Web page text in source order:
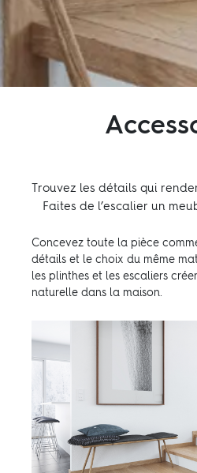
Technique
Facebook
Trouvez les détails qui
Faites de l’escalier un
Concevez toute la pièce
détails et le choix du même
les plinthes et les escaliers
naturelle dans la maison.